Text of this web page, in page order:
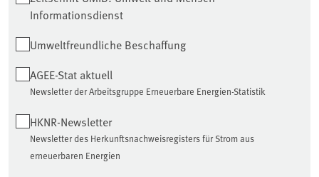
Informationsdienst
Umweltfreundliche Beschaffung
AGEE-Stat aktuell
Newsletter der Arbeitsgruppe Erneuerbare Energien-Statistik
HKNR-Newsletter
Newsletter des Herkunftsnachweisregisters für Strom aus
erneuerbaren Energien